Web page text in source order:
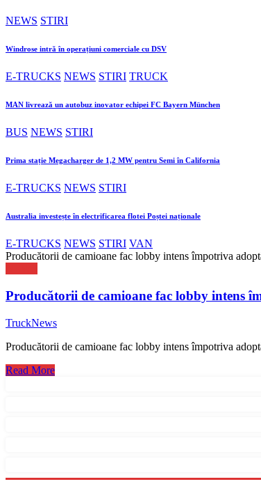
NEWS STIRI
Windrose intră în operațiuni comerciale cu DSV
E-TRUCKS NEWS STIRI TRUCK
MAN livrează un autobuz inovator echipei FC Bayern München
BUS NEWS STIRI
Prima stație Megacharger de 1,2 MW pentru Semi în California
E-TRUCKS NEWS STIRI
Australia investește în electrificarea flotei Poștei naționale
E-TRUCKS NEWS STIRI VAN
Producătorii de camioane fac lobby intens împotriva
Producătorii de camioane fac lobby intens
TruckNews
Producătorii de camioane fac lobby intens împotriva
Read More